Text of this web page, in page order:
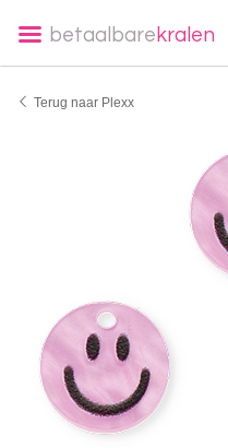
betaalbare kralen
Terug naar Plexx